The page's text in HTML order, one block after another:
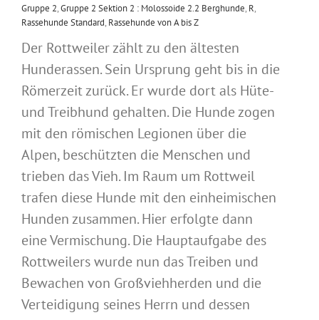
Gruppe 2,Gruppe 2 Sektion 2 : Molossoide 2.2 Berghunde, R,
Rassehunde Standard, Rassehunde von A bis Z
Der Rottweiler zählt zu den ältesten
Hunderassen. Sein Ursprung geht bis in die
Römerzeit zurück. Er wurde dort als Hüte-
und Treibhund gehalten. Die Hunde zogen
mit den römischen Legionen über die
Alpen, beschützten die Menschen und
trieben das Vieh. Im Raum um Rottweil
trafen diese Hunde mit den einheimischen
Hunden zusammen. Hier erfolgte dann
eine Vermischung. Die Hauptaufgabe des
Rottweilers wurde nun das Treiben und
Bewachen von Großviehherden und die
Verteidigung seines Herrn und dessen